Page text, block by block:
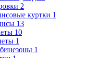
2
куртки 1
13
10
1
1